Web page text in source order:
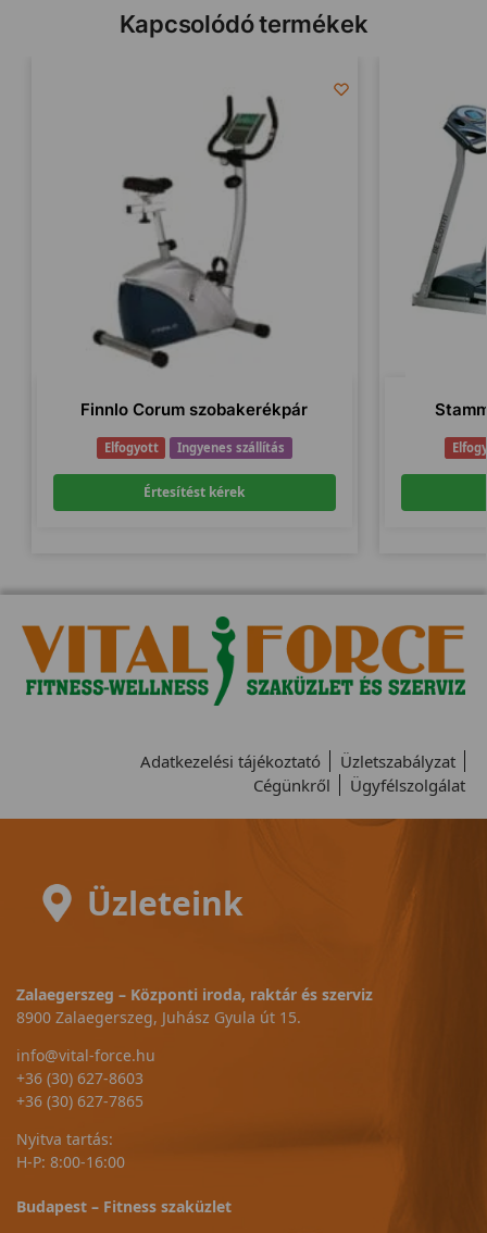
Kapcsolódó termékek
Finnlo Corum szobakerékpár
Elfogyott Ingyenes szállítás
Értesítést kérek
Adatkezelési tájékoztató
Üzletszabályzat
Cégünkről
Ügyfélszolgálat
Üzleteink
Zalaegerszeg – Központi iroda, raktár és szerviz
8900 Zalaegerszeg, Juhász Gyula út 15.
info@vital-force.hu
+36 (30) 627-8603
+36 (30) 627-7865
Nyitva tartás:
H-P: 8:00-16:00
Budapest – Fitness szaküzlet